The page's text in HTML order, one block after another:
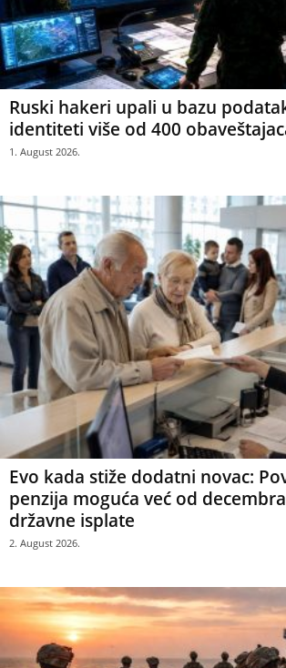
Ruski hakeri upali u bazu
identiteti više od 400
1. August 2026.
Evo kada stiže dodatni novac:
penzija moguća već od
državne isplate
2. August 2026.